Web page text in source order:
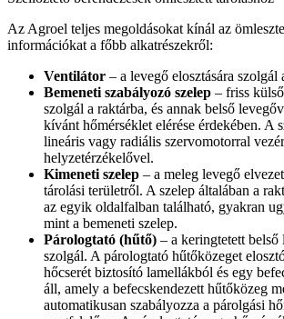
Az Agroel teljes megoldásokat kínál az
információkat a főbb alkatrészekről:
Ventilátor – a levegő elosztására szolgál
Bemeneti szabályozó szelep – friss
szolgál a raktárba, és annak belső
kívánt hőmérséklet elérése érdekében. A
lineáris vagy radiális szervomotorral
helyzetérzékelővel.
Kimeneti szelep – a meleg levegő
tárolási területről. A szelep általában a
az egyik oldalfalban található, gyakran
mint a bemeneti szelep.
Párologtató (hűtő) – a keringtetett belső
szolgál. A párologtató hűtőközeget
hőcserét biztosító lamellákból és egy
áll, amely a befecskendezett hűtőközeg
automatikusan szabályozza a párolgási